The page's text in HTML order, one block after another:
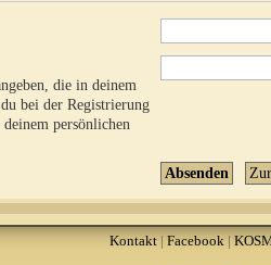
die in deinem
bei der Registrierung
persönlichen
Kontakt| Facebook |